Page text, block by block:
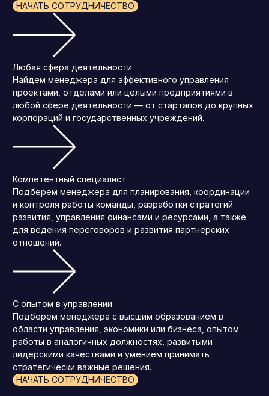
НАЧАТЬ СОТРУДНИЧЕСТВО
Любая сфера деятельности
Найдем менеджера для эффективного управления
проектами, отделами или целыми предприятиями в
любой сфере деятельности — от стартапов до крупных
корпораций и государственных учреждений.
Компетентный специалист
Подберем менеджера для планирования, координации
и контроля работы команды, разработки стратегий
развития, управления финансами и ресурсами, а также
для ведения переговоров и развития партнерских
отношений.
С опытом в управлении
Подберем менеджера с высшим образованием в
области управления, экономики или бизнеса, опытом
работы в аналогичных должностях, развитыми
лидерскими качествами и умением принимать
стратегически важные решения.
НАЧАТЬ СОТРУДНИЧЕСТВО